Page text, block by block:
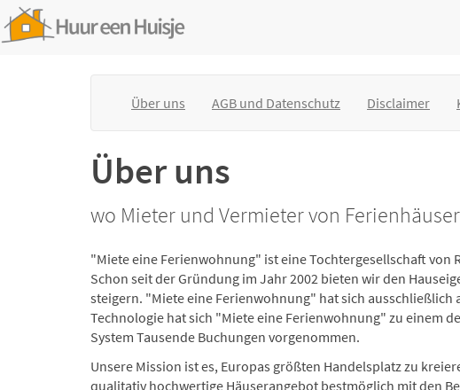
Über uns AGB und Datenschutz Disclaimer
Über uns
wo Mieter und Vermieter von
"Miete eine Ferienwohnung" ist eine Tochtergesellschaft
Schon seit der Gründung im Jahr 2002 bieten wir den
steigern. "Miete eine Ferienwohnung" hat sich
Technologie hat sich "Miete eine Ferienwohnung" zu einem
System Tausende Buchungen vorgenommen.
Unsere Mission ist es, Europas größten Handelsplatz zu
qualitativ hochwertige Häuserangebot bestmöglich mit den